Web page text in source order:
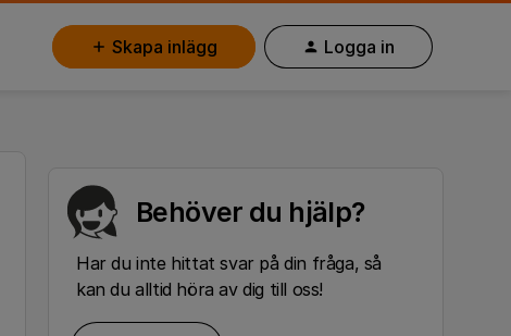
Skapa inlägg Logga in
Behöver du hjälp?
Har du inte hittat svar på din fråga, så
kan du alltid höra av dig till oss!